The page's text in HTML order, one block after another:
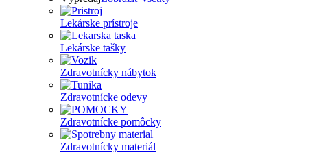
Lekárske prístroje
Lekárske tašky
Zdravotnícky nábytok
Zdravotnícke odevy
Zdravotnícke pomôcky
Zdravotnícky materiál